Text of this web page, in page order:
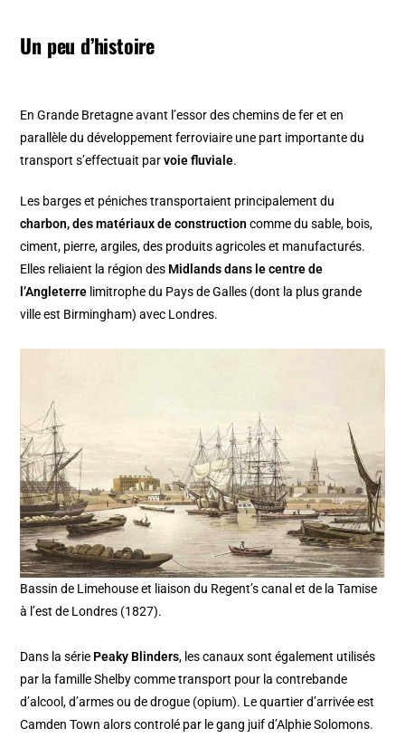
Un peu d’histoire
En Grande Bretagne avant l’essor des chemins de fer et en
parallèle du développement ferroviaire une part importante du
transport s’effectuait parvoie fluviale.
Les barges et péniches transportaient principalement du
charbon, des matériaux de construction comme du sable, bois,
ciment, pierre, argiles, des produits agricoles et manufacturés.
Elles reliaient la région des Midlands dans le centre de
l’Angleterre limitrophe du Pays de Galles (dont la plus grande
ville est Birmingham) avec Londres.
Bassin de Limehouse et liaison du Regent’s canal et de la Tamise
à l’est de Londres (1827).
Dans la série Peaky Blinders, les canaux sont également utilisés
par la famille Shelby comme transport pour la contrebande
d’alcool, d’armes ou de drogue (opium). Le quartier d’arrivée est
Camden Town alors controlé par le gang juif d’Alphie Solomons.